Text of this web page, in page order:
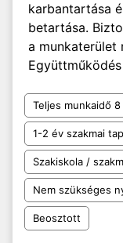
karbantartása
betartása.
a munkaterület
Teljes munkaidő 8
1-2 év szakmai
Szakiskola /
Nem szükséges
Beosztott